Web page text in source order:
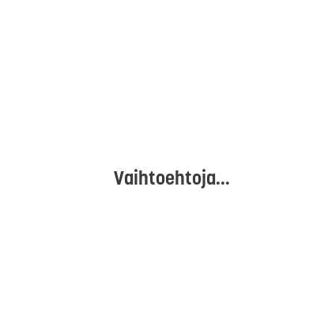
Vaihtoehtoja...